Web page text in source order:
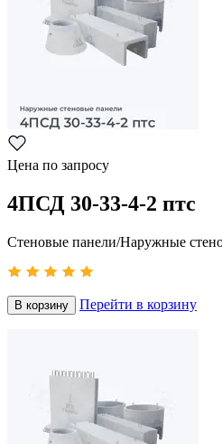
Цена по запросу
4ПСД 30-33-4-2 птс
Стеновые панели/Наружные
В корзину Перейти в корзину